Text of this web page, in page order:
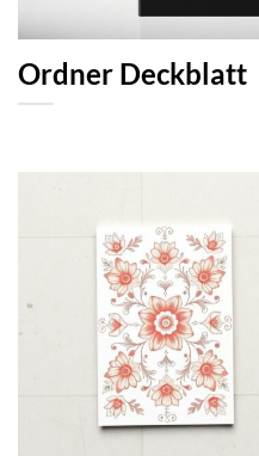
Ordner Deckblatt